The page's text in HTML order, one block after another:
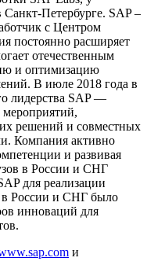
Санкт-Петербурге. SAP –
с Центром
постоянно расширяет
отечественным
и оптимизацию
В июле 2018 года в
лидерства SAP —
решений и совместных
Компания активно
и развивая
в России и СНГ
для реализации
в России и СНГ было
инноваций для
и